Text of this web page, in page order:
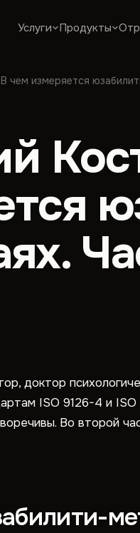
Услуги Продукты
чем измеряется
доктор
ISO 9126-4 и
Во второй